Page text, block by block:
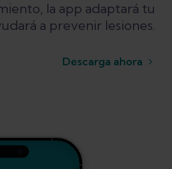
la app adaptará tu
a prevenir lesiones.
Descarga ahora